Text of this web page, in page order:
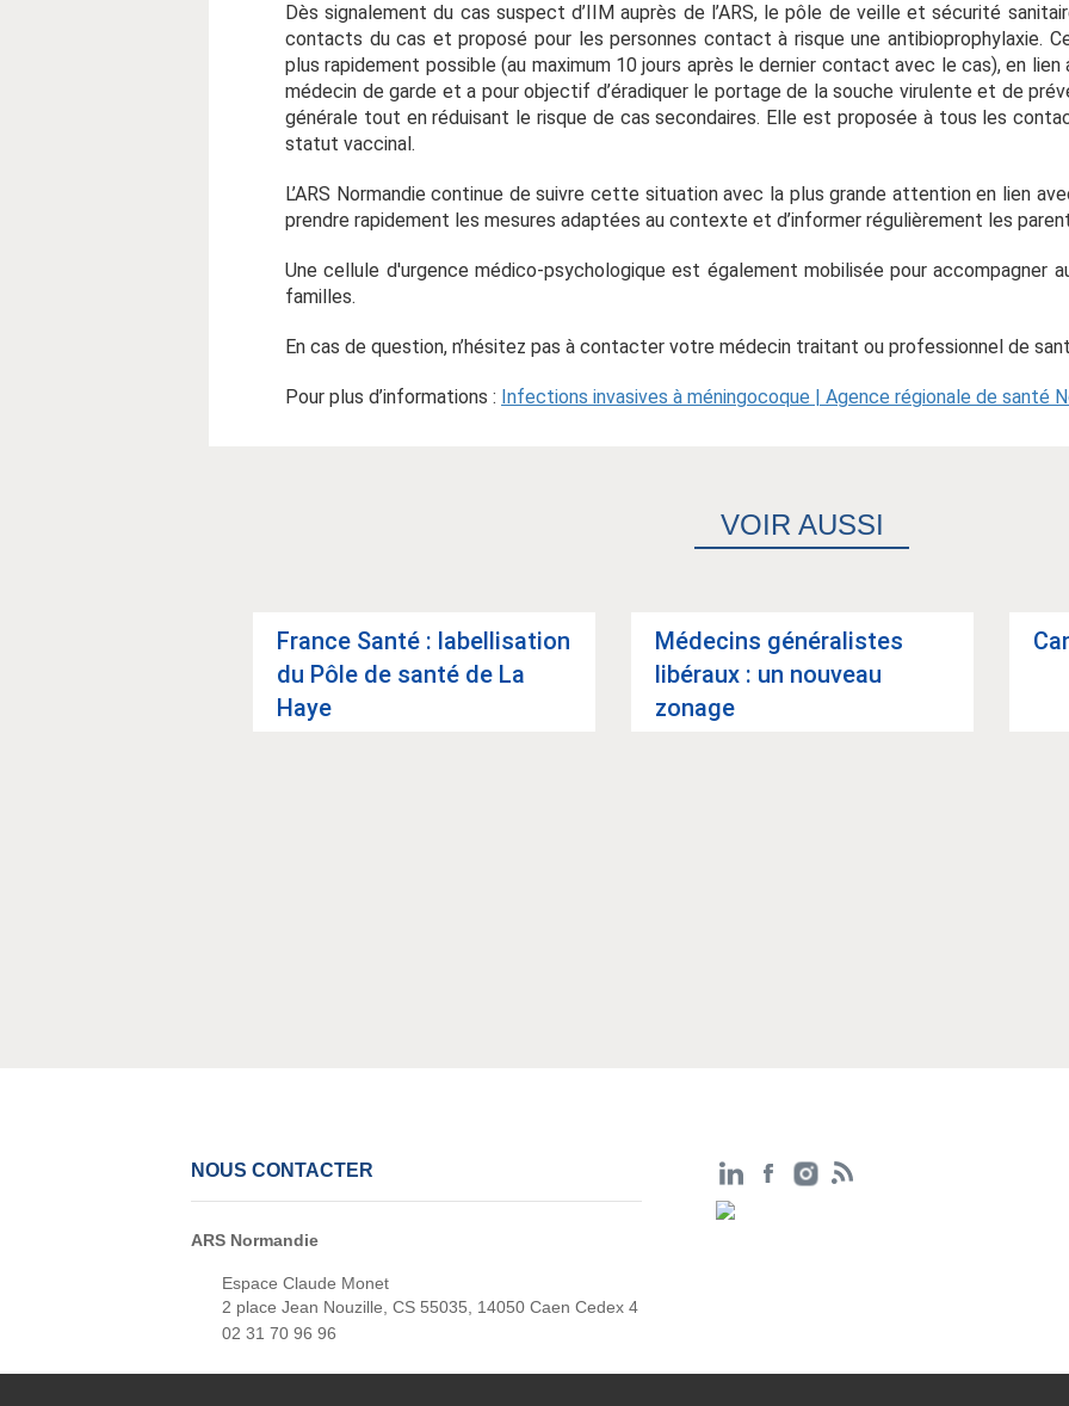
Dès signalement du cas suspect d’IIM auprès de l’ARS, le pôle de veille et sécurité
contacts du cas et proposé pour les personnes contact à risque une antibioprophylaxie.
plus rapidement possible (au maximum 10 jours après le dernier contact avec le cas), en
médecin de garde et a pour objectif d’éradiquer le portage de la souche virulente et de
générale tout en réduisant le risque de cas secondaires. Elle est proposée à tous les
statut vaccinal.
L’ARS Normandie continue de suivre cette situation avec la plus grande attention en lien
prendre rapidement les mesures adaptées au contexte et d’informer régulièrement les
Une cellule d'urgence médico-psychologique est également mobilisée pour accompagner
familles.
En cas de question, n’hésitez pas à contacter votre médecin traitant ou professionnel de
Pour plus d’informations : Infections invasives à méningocoque | Agence régionale de santé
VOIR AUSSI
France Santé : label­li­sa­tion
du Pôle de santé de La
Haye
Méde­cins géné­ra­listes
libé­raux : un nou­veau
zonage
NOUS CONTACTER
ARS Normandie
Espace Claude Monet
2 place Jean Nouzille, CS 55035, 14050 Caen Cedex 4
02 31 70 96 96